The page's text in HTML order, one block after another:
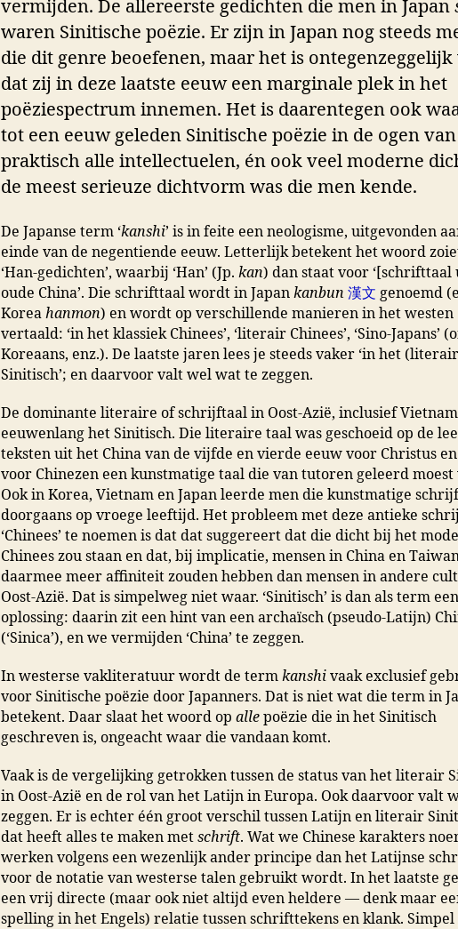
vermijden. De allereerste gedichten die men in Japan
waren Sinitische poëzie. Er zijn in Japan nog steeds
die dit genre beoefenen, maar het is
dat zij in deze laatste eeuw een marginale plek in het
poëziespectrum innemen. Het is daarentegen ook
tot een eeuw geleden Sinitische poëzie in de ogen van
praktisch alle intellectuelen, én ook veel moderne
de meest serieuze dichtvorm was die men kende.
De Japanse term ‘kanshi’ is in feite een neologisme, uitgevonden
einde van de negentiende eeuw. Letterlijk betekent het woord
‘Han-gedichten’, waarbij ‘Han’ (Jp. kan) dan staat voor
oude China’. Die schrifttaal wordt in Japan kanbun 漢文 genoemd
Korea hanmon) en wordt op verschillende manieren in het westen
vertaald: ‘in het klassiek Chinees’, ‘literair Chinees’, ‘Sino-Japans’
Koreaans, enz.). De laatste jaren lees je steeds vaker ‘in het
Sinitisch’; en daarvoor valt wel wat te zeggen.
De dominante literaire of schrijftaal in Oost-Azië, inclusief
eeuwenlang het Sinitisch. Die literaire taal was geschoeid op de
teksten uit het China van de vijfde en vierde eeuw voor Christus
voor Chinezen een kunstmatige taal die van tutoren geleerd
Ook in Korea, Vietnam en Japan leerde men die kunstmatige
doorgaans op vroege leeftijd. Het probleem met deze antieke
‘Chinees’ te noemen is dat dat suggereert dat die dicht bij het
Chinees zou staan en dat, bij implicatie, mensen in China en
daarmee meer affiniteit zouden hebben dan mensen in andere
Oost-Azië. Dat is simpelweg niet waar. ‘Sinitisch’ is dan als term een
oplossing: daarin zit een hint van een archaïsch (pseudo-Latijn)
(‘Sinica’), en we vermijden ‘China’ te zeggen.
In westerse vakliteratuur wordt de term kanshi vaak exclusief
voor Sinitische poëzie door Japanners. Dat is niet wat die term in
betekent. Daar slaat het woord op alle poëzie die in het Sinitisch
geschreven is, ongeacht waar die vandaan komt.
Vaak is de vergelijking getrokken tussen de status van het literair
in Oost-Azië en de rol van het Latijn in Europa. Ook daarvoor valt
zeggen. Er is echter één groot verschil tussen Latijn en literair
dat heeft alles te maken met schrift. Wat we Chinese karakters
werken volgens een wezenlijk ander principe dan het Latijnse
voor de notatie van westerse talen gebruikt wordt. In het laatste
een vrij directe (maar ook niet altijd even heldere — denk maar
spelling in het Engels) relatie tussen schrifttekens en klank. Simpel